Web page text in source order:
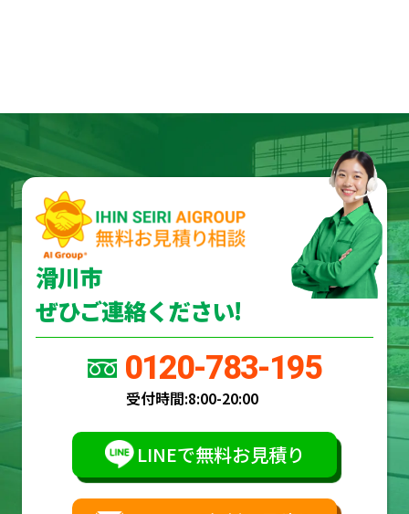
滑川市
ぜひご連絡ください!
0120-783-195
受付時間:8:00-20:00
LINEで無料お見積り